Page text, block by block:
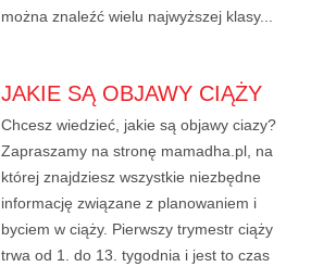
można znaleźć wielu najwyższej klasy...
JAKIE SĄ OBJAWY CIĄŻY
Chcesz wiedzieć, jakie są objawy ciazy?
Zapraszamy na stronę mamadha.pl, na
której znajdziesz wszystkie niezbędne
informację związane z planowaniem i
byciem w ciąży. Pierwszy trymestr ciąży
trwa od 1. do 13. tygodnia i jest to czas